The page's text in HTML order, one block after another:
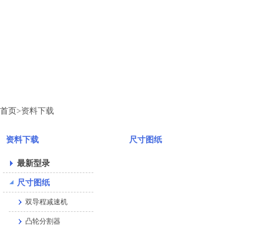
首页>资料下载
资料下载
最新型录
尺寸图纸
双导程减速机
凸轮分割器
尺寸图纸